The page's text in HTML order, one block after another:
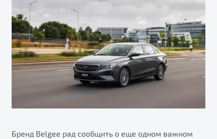
Яркий кроссовер
от 2 219 990 ₽*
В наличии
S50
Автокредит
Трейд-ин
Страхование
Расчет КАСКО
Гарантия Belgee
Belgee Линк
Belgee Клуб
Помощь на дорогах
О бренде
О дилерском центре
Правовая информация
Бренд Belgee рад сообщить о еще одном важном